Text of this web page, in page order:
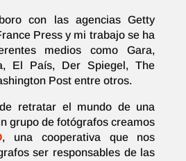
con las agencias Getty
Press y mi trabajo se ha
medios como Gara,
El País, Der Spiegel, The
Post entre otros.
retratar el mundo de una
grupo de fotógrafos creamos
, una cooperativa que nos
ser responsables de las